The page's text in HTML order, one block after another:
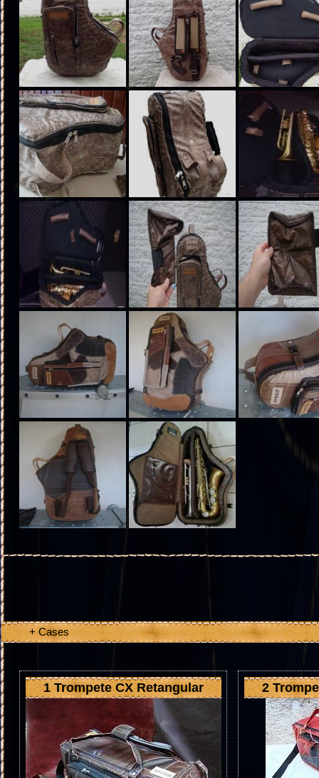
+ Cases
1 Trompete CX Retangular 2